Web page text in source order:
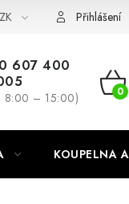
Přihlášení
607 400
8:00 – 15:00)
KOUPELNA